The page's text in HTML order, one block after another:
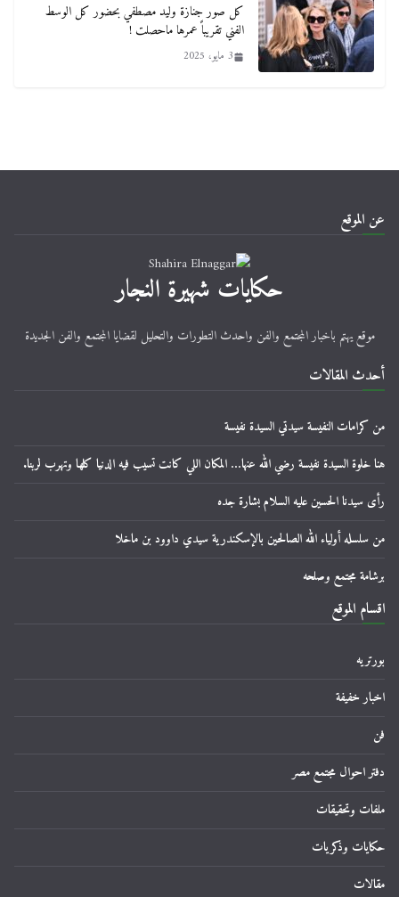
كل صور جنازة وليد مصطفي بحضور كل الوسط
الفني تقريباً عمرها ماحصلت !
3 مايو، 2025
عن الموقع
حكايات شهيرة النجار
موقع يهتم باخبار المجتمع والفن واحدث التطورات والتحليل لقضايا المجتمع والفن الجديدة
أحدث المقالات
من كرامات النفيسة سيدتي السيدة نفيسة
هنا خلوة السيدة نفيسة رضي الله عنها… المكان اللي كانت تسيب فيه الدنيا كلها وتهرب لربنا.
رأى سيدنا الحسين عليه السلام بشارة جده
من سلسله أولياء الله الصالحين بالإسكندرية سيدي داوود بن ماخلا
برشامة مجتمع وصلحه
اقسام الموقع
بورتريه
اخبار خفيفة
فن
دفتر احوال مجتمع مصر
ملفات وتحقيقات
حكايات وذكريات
مقالات